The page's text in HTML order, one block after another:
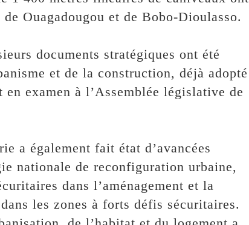
Ouagadougou et de Bobo-Dioulasso.
documents stratégiques ont été
et de la construction, déjà adopté
examen à l’Assemblée législative de
a également fait état d’avancées
nationale de reconfiguration urbaine,
dans l’aménagement et la
les zones à forts défis sécuritaires.